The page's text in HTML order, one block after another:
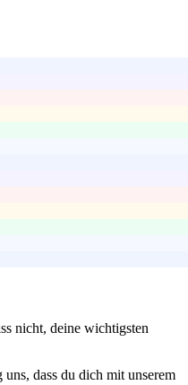
nicht, deine wichtigsten
dass du dich mit unserem